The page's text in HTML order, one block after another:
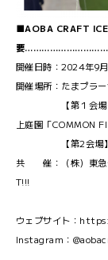
■AOBA CRAFT
要
開催日時：2024年9
開催場所：たまプラ
【第１会場】ノ
上庭園「COMMON
【第2会場】ゲ
共 催：（株）東急
T!!!
ウェブサイト：
Instagram：